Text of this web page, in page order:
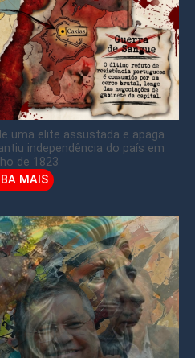
uma elite assustada e apaga
independência do país em
de 1823
MAIS